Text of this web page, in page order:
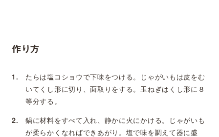
作り方
たらは塩コショウで下味をつける。じゃがいもは皮をむ
いてくし形に切り、面取りをする。玉ねぎはくし形に８
等分する。
鍋に材料をすべて入れ、静かに火にかける。じゃがいも
が柔らかくなればできあがり。塩で味を調えて器に盛